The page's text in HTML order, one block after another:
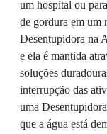
um hospital ou
de gordura em um
Desentupidora na
e ela é mantida
soluções
interrupção das
uma
que a água está